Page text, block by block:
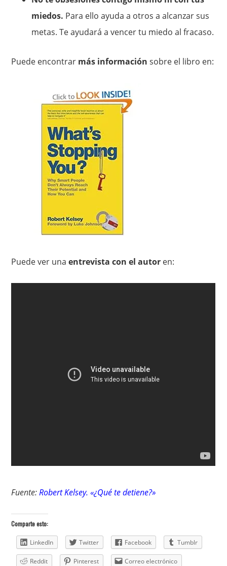
miedos. Para ello ayuda a otros a alcanzar sus
metas. Te ayudará a vencer tu miedo al fracaso.
Puede encontrar más información sobre el libro en:
Puede ver unaentrevista con el autor en:
Fuente:Robert Kelsey. «¿Qué te detiene?»
Comparte esto:
LinkedIn Twitter Facebook Tumblr
Reddit Pinterest Correo electrónico